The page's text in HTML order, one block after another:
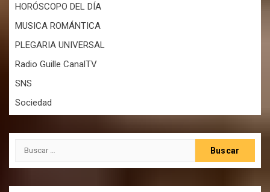
HORÓSCOPO DEL DÍA
MUSICA ROMÁNTICA
PLEGARIA UNIVERSAL
Radio Guille CanalTV
SNS
Sociedad
Buscar: